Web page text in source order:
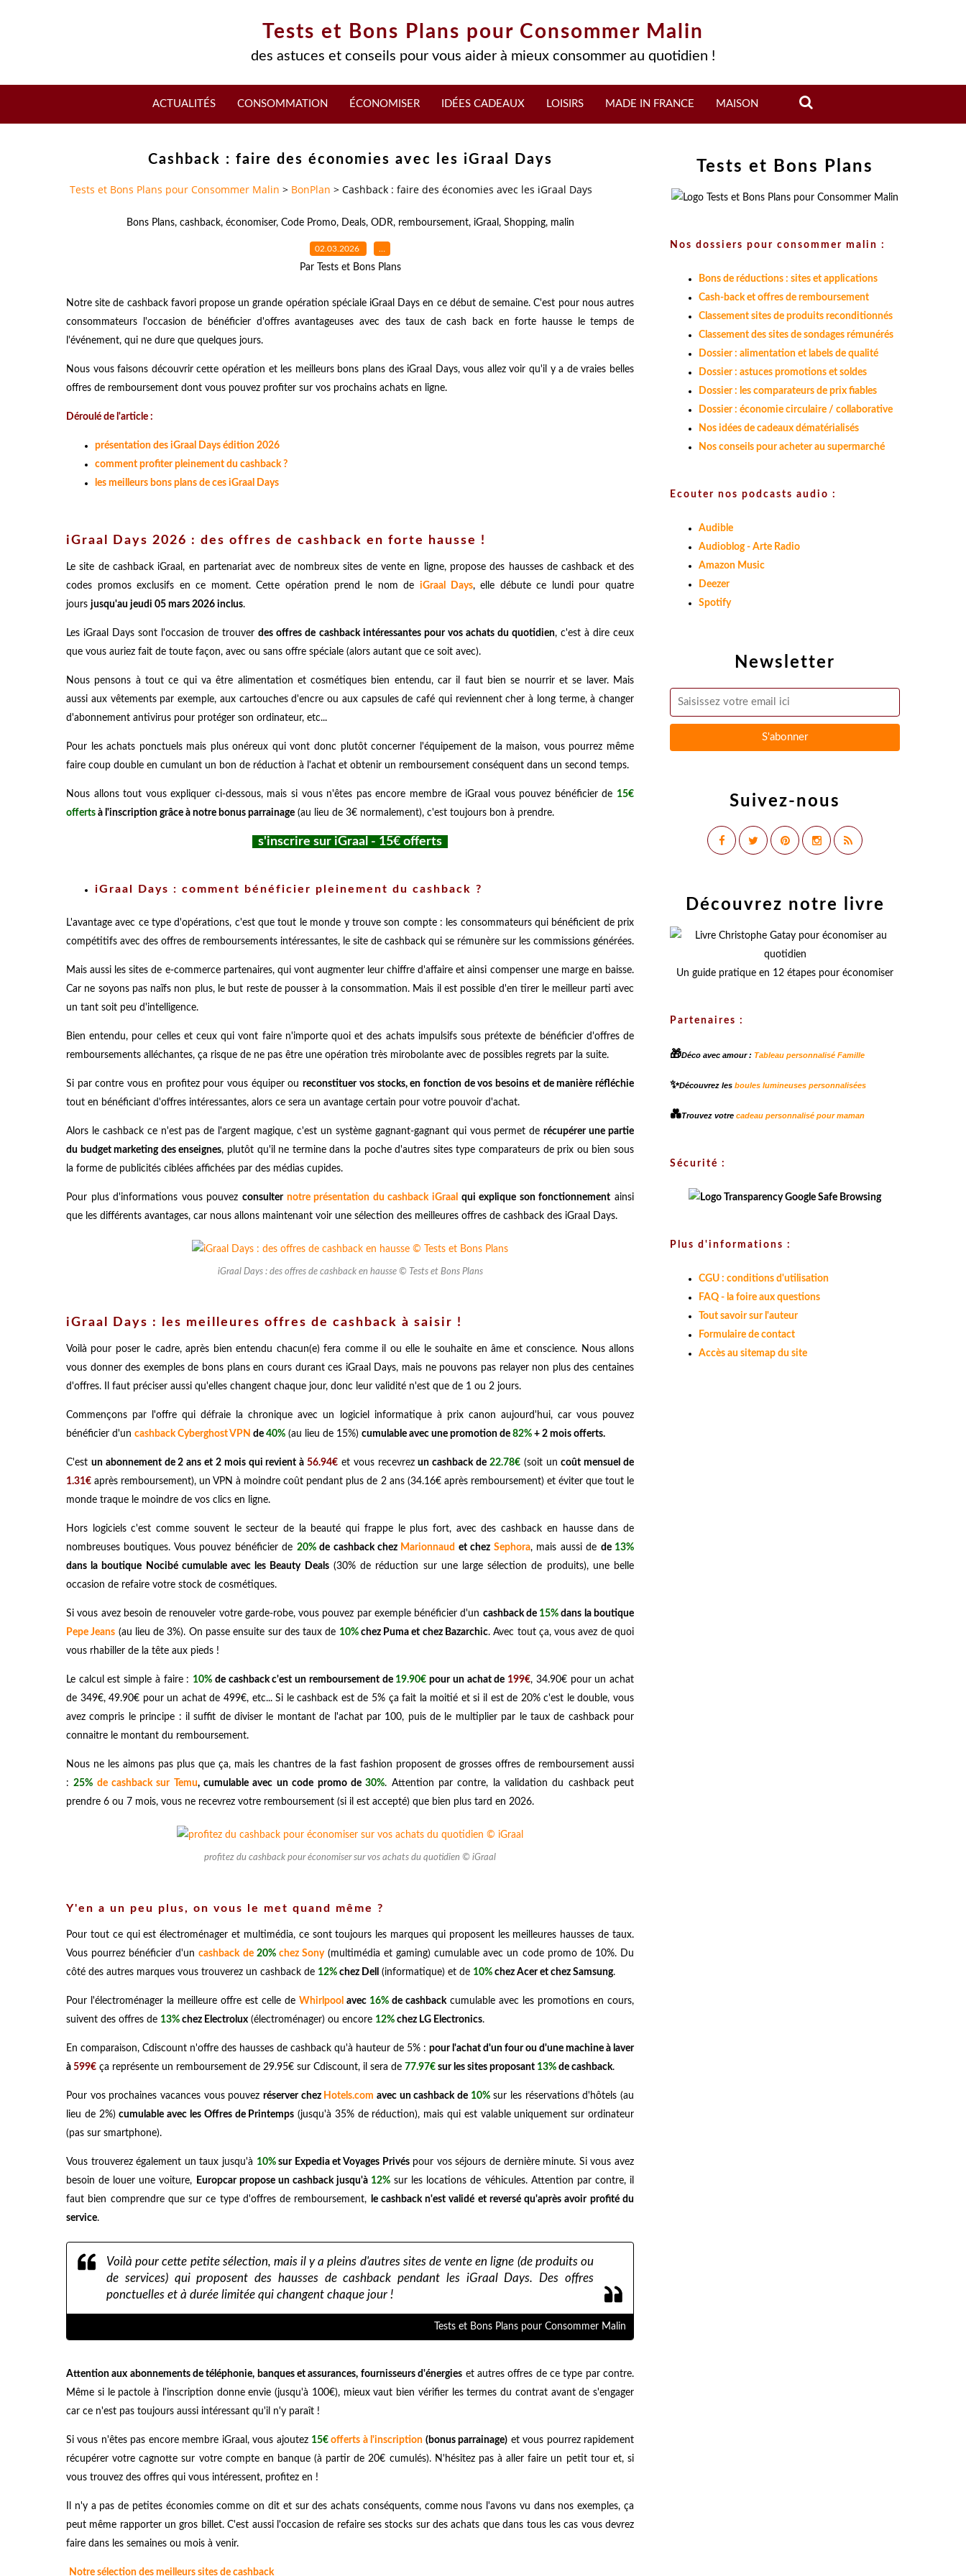
Tests et Bons Plans pour Consommer Malin
des astuces et conseils pour vous aider à mieux consommer au quotidien !
ACTUALITÉS CONSOMMATION ÉCONOMISER IDÉES CADEAUX LOISIRS MADE IN FRANCE MAISON
Cashback : faire des économies avec les iGraal Days
Tests et Bons Plans pour Consommer Malin > BonPlan > Cashback : faire des économies avec les iGraal Days
Bons Plans, cashback, économiser, Code Promo, Deals, ODR, remboursement, iGraal , Shopping, malin
02.03.2026 …
Par Tests et Bons Plans
Notre site de cashback favori propose un grande opération spéciale iGraal Days en ce début de semaine. C'est pour nous autres
consommateurs l'occasion de bénéficier d'offres avantageuses avec des taux de cash back en forte hausse le temps de
l'événement, qui ne dure que quelques jours.
Nous vous faisons découvrir cette opération et les meilleurs bons plans des iGraal Days, vous allez voir qu'il y a de vraies belles
offres de remboursement dont vous pouvez profiter sur vos prochains achats en ligne.
Déroulé de l'article :
présentation des iGraal Days édition 2026
comment profiter pleinement du cashback ?
les meilleurs bons plans de ces iGraal Days
iGraal Days 2026 : des offres de cashback en forte hausse !
Le site de cashback iGraal, en partenariat avec de nombreux sites de vente en ligne, propose des hausses de cashback et des
codes promos exclusifs en ce moment. Cette opération prend le nom de iGraal Days, elle débute ce lundi pour quatre
jours jusqu'au jeudi 05 mars 2026 inclus.
Les iGraal Days sont l'occasion de trouverdes offres de cashback intéressantes pour vos achats du quotidien, c'est à dire ceux
que vous auriez fait de toute façon, avec ou sans offre spéciale (alors autant que ce soit avec).
Nous pensons à tout ce qui va être alimentation et cosmétiques bien entendu, car il faut bien se nourrir et se laver. Mais
aussi aux vêtements par exemple, aux cartouches d'encre ou aux capsules de café qui reviennent cher à long terme, à changer
d'abonnement antivirus pour protéger son ordinateur, etc...
Pour les achats ponctuels mais plus onéreux qui vont donc plutôt concerner l'équipement de la maison, vous pourrez même
faire coup double en cumulant un bon de réduction à l'achat et obtenir un remboursement conséquent dans un second temps.
Nous allons tout vous expliquer ci-dessous, mais si vous n'êtes pas encore membre de iGraal vous pouvez bénéficier de 15€
offerts à l'inscription grâce à notre bonus parrainage (au lieu de 3€ normalement), c'est toujours bon à prendre.
s'inscrire sur iGraal - 15€ offerts
iGraal Days : comment bénéficier pleinement du cashback ?
L'avantage avec ce type d'opérations, c'est que tout le monde y trouve son compte : les consommateurs qui bénéficient de prix
compétitifs avec des offres de remboursements intéressantes, le site de cashback qui se rémunère sur les commissions générées.
Mais aussi les sites de e-commerce partenaires, qui vont augmenter leur chiffre d'affaire et ainsi compenser une marge en baisse.
Car ne soyons pas naïfs non plus, le but reste de pousser à la consommation. Mais il est possible d'en tirer le meilleur parti avec
un tant soit peu d'intelligence.
Bien entendu, pour celles et ceux qui vont faire n'importe quoi et des achats impulsifs sous prétexte de bénéficier d'offres de
remboursements alléchantes, ça risque de ne pas être une opération très mirobolante avec de possibles regrets par la suite.
Si par contre vous en profitez pour vous équiper oureconstituer vos stocks, en fonction de vos besoins et de manière réfléchie
tout en bénéficiant d'offres intéressantes, alors ce sera un avantage certain pour votre pouvoir d'achat.
Alors le cashback ce n'est pas de l'argent magique, c'est un système gagnant-gagnant qui vous permet derécupérer une partie
du budget marketing des enseignes, plutôt qu'il ne termine dans la poche d'autres sites type comparateurs de prix ou bien sous
la forme de publicités ciblées affichées par des médias cupides.
Pour plus d'informations vous pouvez consulter notre présentation du cashback iGraal qui explique son fonctionnement ainsi
que les différents avantages, car nous allons maintenant voir une sélection des meilleures offres de cashback des iGraal Days.
iGraal Days : des offres de cashback en hausse © Tests et Bons Plans
iGraal Days : les meilleures offres de cashback à saisir !
Voilà pour poser le cadre, après bien entendu chacun(e) fera comme il ou elle le souhaite en âme et conscience. Nous allons
vous donner des exemples de bons plans en cours durant ces iGraal Days, mais ne pouvons pas relayer non plus des centaines
d'offres. Il faut préciser aussi qu'elles changent chaque jour, donc leur validité n'est que de 1 ou 2 jours.
Commençons par l'offre qui défraie la chronique avec un logiciel informatique à prix canon aujourd'hui, car vous pouvez
bénéficier d'un cashback Cyberghost VPN de 40% (au lieu de 15%) cumulable avec une promotion de 82% + 2 mois offerts.
C'est un abonnement de 2 ans et 2 mois qui revient à56.94€ et vous recevrezun cashback de 22.78€(soit uncoût mensuel de
1.31€ après remboursement), un VPN à moindre coût pendant plus de 2 ans (34.16€ après remboursement) et éviter que tout le
monde traque le moindre de vos clics en ligne.
Hors logiciels c'est comme souvent le secteur de la beauté qui frappe le plus fort, avec des cashback en hausse dans de
nombreuses boutiques. Vous pouvez bénéficier de 20%de cashback chez Marionnaud et chez Sephora, mais aussi de de 13%
dans la boutique Nocibé cumulable avec les Beauty Deals(30% de réduction sur une large sélection de produits), une belle
occasion de refaire votre stock de cosmétiques.
Si vous avez besoin de renouveler votre garde-robe, vous pouvez par exemple bénéficier d'un cashback de 15% dans la boutique
Pepe Jeans (au lieu de 3%). On passe ensuite sur des taux de 10%chez Puma et chez Bazarchic. Avec tout ça, vous avez de quoi
vous rhabiller de la tête aux pieds !
Le calcul est simple à faire : 10% de cashback c'est un remboursement de 19.90€ pour un achat de 199€, 34.90€ pour un achat
de 349€, 49.90€ pour un achat de 499€, etc... Si le cashback est de 5% ça fait la moitié et si il est de 20% c'est le double, vous
avez compris le principe : il suffit de diviser le montant de l'achat par 100, puis de le multiplier par le taux de cashback pour
connaitre le montant du remboursement.
Nous ne les aimons pas plus que ça, mais les chantres de la fast fashion proposent de grosses offres de remboursement aussi
:25% de cashback sur Temu, cumulable avec un code promo de30%. Attention par contre, la validation du cashback peut
prendre 6 ou 7 mois, vous ne recevrez votre remboursement (si il est accepté) que bien plus tard en 2026.
profitez du cashback pour économiser sur vos achats du quotidien © iGraal
Y'en a un peu plus, on vous le met quand même ?
Pour tout ce qui est électroménager et multimédia, ce sont toujours les marques qui proposent les meilleures hausses de taux.
Vous pourrez bénéficier d'uncashback de 20%chez Sony(multimédia et gaming) cumulable avec un code promo de 10%. Du
côté des autres marques vous trouverez un cashback de 12% chez Dell (informatique) et de 10% chez Acer et chez Samsung.
Pour l'électroménager la meilleure offre est celle de Whirlpool avec 16% de cashback cumulable avec les promotions en cours,
suivent des offres de 13% chez Electrolux (électroménager) ou encore 12% chez LG Electronics.
En comparaison, Cdiscount n'offre des hausses de cashback qu'à hauteur de 5% : pour l'achat d'un four ou d'une machine à laver
à 599€ ça représente un remboursement de 29.95€ sur Cdiscount, il sera de 77.97€ sur les sites proposant 13% de cashback.
Pour vos prochaines vacances vous pouvez réserver chez Hotels.com avec un cashback de 10%sur les réservations d'hôtels (au
lieu de 2%)cumulable avec les Offres de Printemps (jusqu'à 35% de réduction), mais qui est valable uniquement sur ordinateur
(pas sur smartphone).
Vous trouverez également un taux jusqu'à 10%sur Expedia et Voyages Privéspour vos séjours de dernière minute. Si vous avez
besoin de louer une voiture,
Europcar propose un cashback jusqu'à 12% sur les locations de véhicules. Attention par contre, il
faut bien comprendre que sur ce type d'offres de remboursement,
le cashback n'est validé et reversé qu'après avoir profité du
service.
Voilà pour cette petite sélection, mais il y a pleins d'autres sites de vente en ligne (de produits ou
de services) qui proposent des hausses de cashback pendant les iGraal Days. Des offres
ponctuelles et à durée limitée qui changent chaque jour !
Tests et Bons Plans pour Consommer Malin
Attention aux abonnements de téléphonie, banques et assurances, fournisseurs d'énergies et autres offres de ce type par contre.
Même si le pactole à l'inscription donne envie (jusqu'à 100€), mieux vaut bien vérifier les termes du contrat avant de s'engager
car ce n'est pas toujours aussi intéressant qu'il n'y paraît !
Si vous n'êtes pas encore membre iGraal, vous ajoutez 15€ offerts à l'inscription (bonus parrainage) et vous pourrez rapidement
récupérer votre cagnotte sur votre compte en banque (à partir de 20€ cumulés). N'hésitez pas à aller faire un petit tour et, si
vous trouvez des offres qui vous intéressent, profitez en !
Il n'y a pas de petites économies comme on dit et sur des achats conséquents, comme nous l'avons vu dans nos exemples, ça
peut même rapporter un gros billet. C'est aussi l'occasion de refaire ses stocks sur des achats que dans tous les cas vous devrez
faire dans les semaines ou mois à venir.
Notre sélection des meilleurs sites de cashback
Newsletter
Suivez-nous
Tests et Bons Plans
Nos dossiers pour consommer malin :
Bons de réductions : sites et applications
Cash-back et offres de remboursement
Classement sites de produits reconditionnés
Classement des sites de sondages rémunérés
Dossier : alimentation et labels de qualité
Dossier : astuces promotions et soldes
Dossier : les comparateurs de prix fiables
Dossier : économie circulaire / collaborative
Nos idées de cadeaux dématérialisés
Nos conseils pour acheter au supermarché
Ecouter nos podcasts audio :
Audible
Audioblog - Arte Radio
Amazon Music
Deezer
Spotify
Découvrez notre livre
Un guide pratique en 12 étapes pour économiser
Partenaires :
🎁Déco avec amour : Tableau personnalisé Famille
✨Découvrez les boules lumineuses personnalisées
💑Trouvez votre cadeau personnalisé pour maman
Sécurité :
Plus d'informations :
CGU : conditions d'utilisation
FAQ - la foire aux questions
Tout savoir sur l'auteur
Formulaire de contact
Accès au sitemap du site